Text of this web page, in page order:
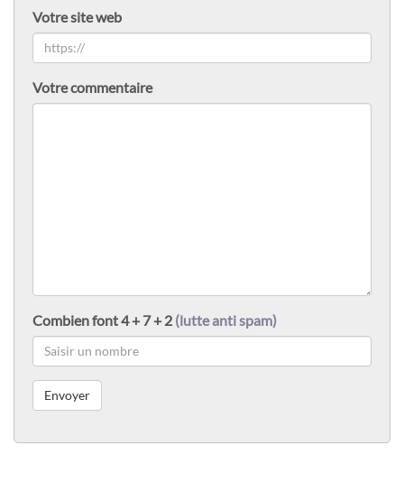
Votre site web
Votre commentaire
Combien font 4 + 7 + 2 (lutte anti spam)